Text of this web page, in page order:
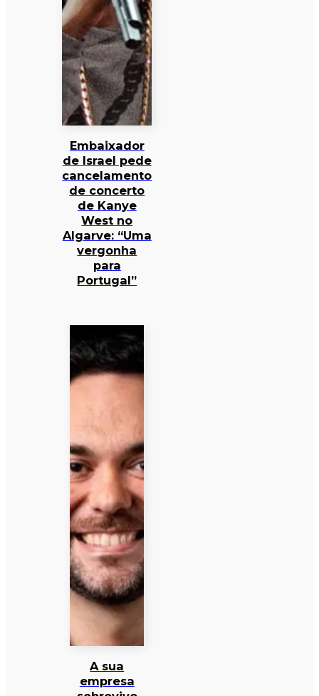
Embaixador
de Israel pede
cancelamento
de concerto
de Kanye
West no
Algarve: “Uma
vergonha
para
Portugal”
A sua
empresa